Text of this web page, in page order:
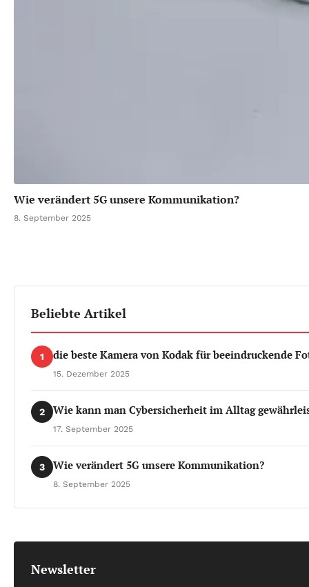
Wie verändert 5G unsere Kommunikation?
8. September 2025
Beliebte Artikel
1 die beste Kamera von Kodak für beeindruckende
15. Dezember 2025
2 Wie kann man Cybersicherheit im Alltag
17. September 2025
3 Wie verändert 5G unsere Kommunikation?
8. September 2025
Newsletter